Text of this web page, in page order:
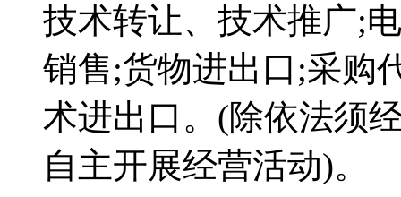
技术转让、技术推广;
销售;货物进出口;采购
术进出口。(除依法须
自主开展经营活动)。